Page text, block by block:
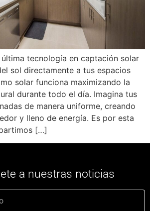
tecnología en captación solar
sol directamente a tus espacios
solar funciona maximizando la
durante todo el día. Imagina tus
de manera uniforme, creando
y lleno de energía. Es por esta
[…]
a nuestras noticias